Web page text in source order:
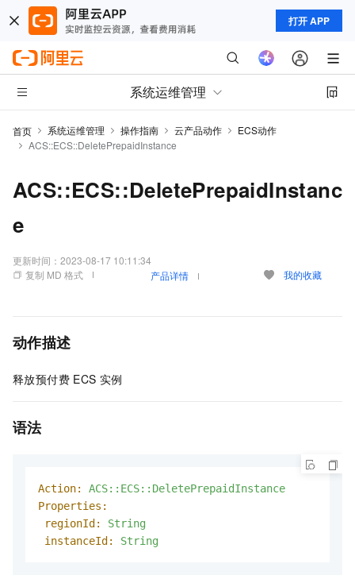
打开 APP
系统运维管理
首页 系统运维管理 操作指南 云产品动作
ECS动作
ACS::ECS::DeletePrepaidInstance
ACS::ECS::DeletePrepaidInstanc
e
更新时间： 2023-08-17 10:11:34
复制 MD 格式
产品详情 我的收藏
动作描述
释放预付费 ECS 实例
语法
Action:
ACS::ECS::DeletePrepaidInstance
Properties:
regionId:
String
instanceId:
String